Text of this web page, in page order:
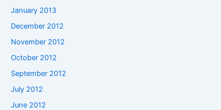
January 2013
December 2012
November 2012
October 2012
September 2012
July 2012
June 2012